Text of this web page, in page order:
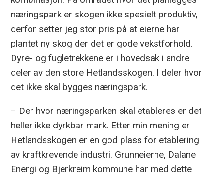
næringspark er skogen ikke spesielt produktiv,
derfor setter jeg stor pris på at eierne har
plantet ny skog der det er gode vekstforhold.
Dyre- og fugletrekkene er i hovedsak i andre
deler av den store Hetlandsskogen. I deler hvor
det ikke skal bygges næringspark.
– Der hvor næringsparken skal etableres er det
heller ikke dyrkbar mark. Etter min mening er
Hetlandsskogen er en god plass for etablering
av kraftkrevende industri. Grunneierne, Dalane
Energi og Bjerkreim kommune har med dette